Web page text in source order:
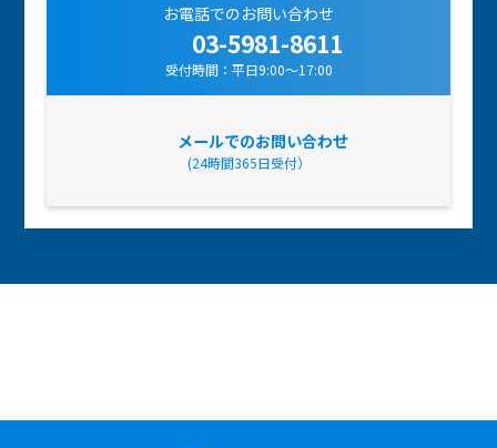
お電話でのお問い合わせ
03-5981-8611
受付時間：平日9:00～17:00
メールでのお問い合わせ
(24時間365日受付）